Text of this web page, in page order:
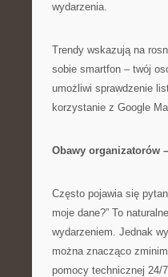
wydarzenia.
Trendy wskazują na
sobie smartfon – twój
umożliwi sprawdzenie
korzystanie z Google
Obawy organizatorów
Często pojawia się
moje dane?” To
wydarzeniem. Jednak
można znacząco
pomocy technicznej 24/